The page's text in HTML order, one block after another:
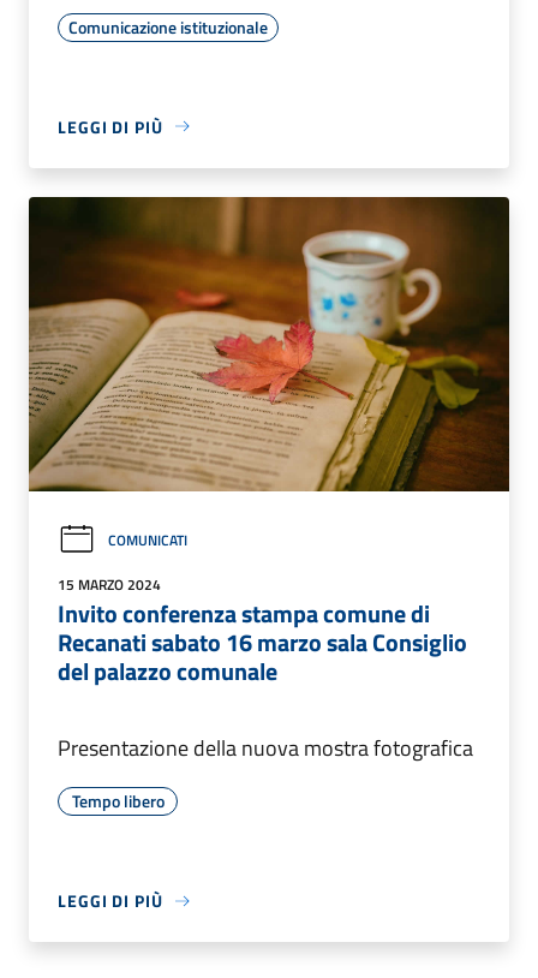
Comunicazione istituzionale
LEGGI DI PIÙ
COMUNICATI
15 MARZO 2024
Invito conferenza stampa comune di
Recanati sabato 16 marzo sala Consiglio
del palazzo comunale
Presentazione della nuova mostra fotografica
Tempo libero
LEGGI DI PIÙ